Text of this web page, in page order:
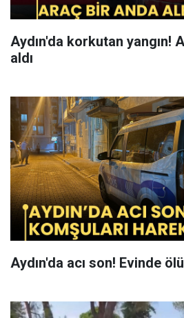
Aydın'da korkutan yangın! Araç bir anda alev
aldı
Aydın'da acı son! Evinde